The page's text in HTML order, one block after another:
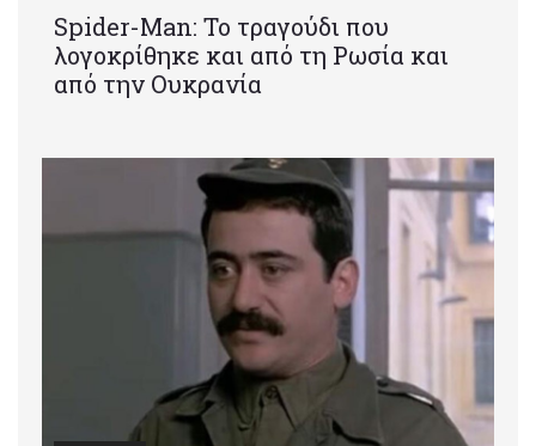
Spider-Man: Το τραγούδι που
λογοκρίθηκε και από τη Ρωσία και
από την Ουκρανία